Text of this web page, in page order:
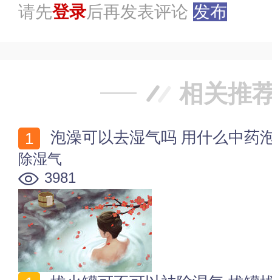
请先登录后再发表评论 发布
相关推
泡澡可以去湿气吗 用什么中药
除湿气
3981